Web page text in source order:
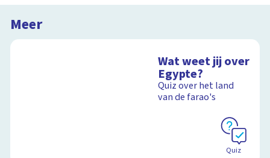
Meer
Wat weet jij over
Egypte?
Quiz over het land
van de farao's
Quiz